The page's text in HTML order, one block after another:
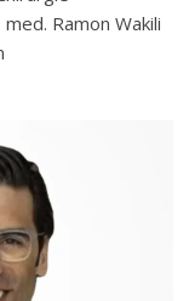
Ramon Wakili